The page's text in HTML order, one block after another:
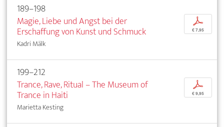
189–198
Magie, Liebe und Angst bei der
Erschaffung von Kunst und Schmuck
Kadri Mälk
p
€ 7,95
199–212
Trance, Rave, Ritual – The Museum of
Trance in Haiti
Marietta Kesting
p
€ 9,95